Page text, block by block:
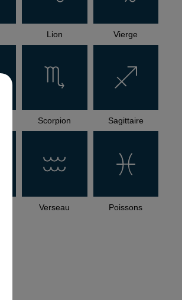
Lion Vierge
Scorpion Sagittaire
Verseau Poissons